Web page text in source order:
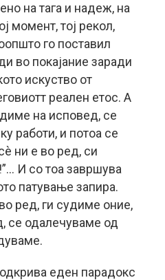
на тага и надеж, на
момент, тој рекол,
го поставил
во покајание заради
искуство от
реален етос. А
на исповед, се
работи, и потоа се
ни е во ред, си
И со тоа завршува
патување запира.
ред, ги судиме оние,
се одалечуваме од
еден парадокс